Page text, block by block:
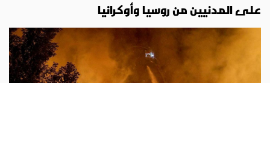
على المدنيين من روسيا وأوكرانيا